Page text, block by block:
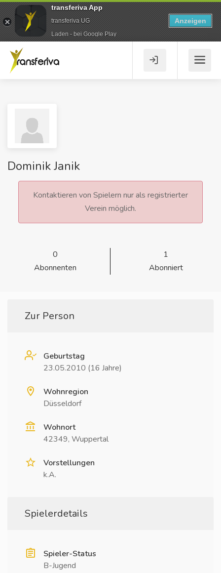
Dominik Janik
Kontaktieren von Spielern nur als registrierter
Verein möglich.
0
Abonnenten
1
Abonniert
Zur Person
Geburtstag
23.05.2010 (16 Jahre)
Wohnregion
Düsseldorf
Wohnort
42349, Wuppertal
Vorstellungen
k.A.
Spielerdetails
Spieler-Status
B-Jugend
transferiva App
transferiva UG
Laden - bei Google Play
Anzeigen